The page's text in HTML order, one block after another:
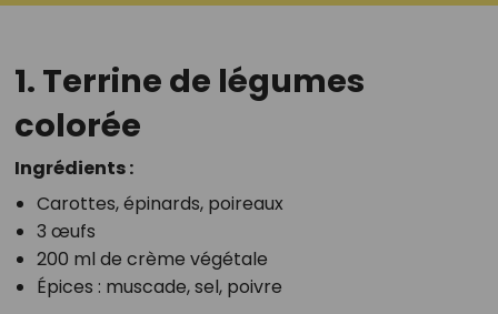
1. Terrine de légumes
colorée
Ingrédients :
Carottes, épinards, poireaux
3 œufs
200 ml de crème végétale
Épices : muscade, sel, poivre